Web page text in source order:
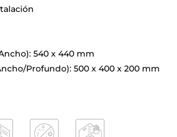
540 x 440 mm
Profundo): 500 x 400 x 200 mm